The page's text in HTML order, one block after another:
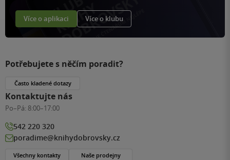
Více o aplikaci Více o klubu
Potřebujete s něčím poradit?
Často kladené dotazy
Kontaktujte nás
Po–Pá: 8:00–17:00
542 220 320
poradime@knihydobrovsky.cz
Všechny kontakty Naše prodejny